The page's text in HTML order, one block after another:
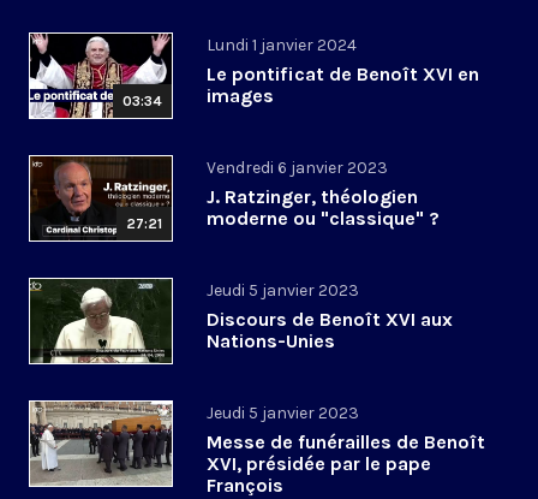
03:34
Lundi 1 janvier 2024
Le pontificat de Benoît XVI en
images
27:21
Vendredi 6 janvier 2023
J. Ratzinger, théologien
moderne ou "classique" ?
Jeudi 5 janvier 2023
Discours de Benoît XVI aux
Nations-Unies
Jeudi 5 janvier 2023
Messe de funérailles de Benoît
XVI, présidée par le pape
François